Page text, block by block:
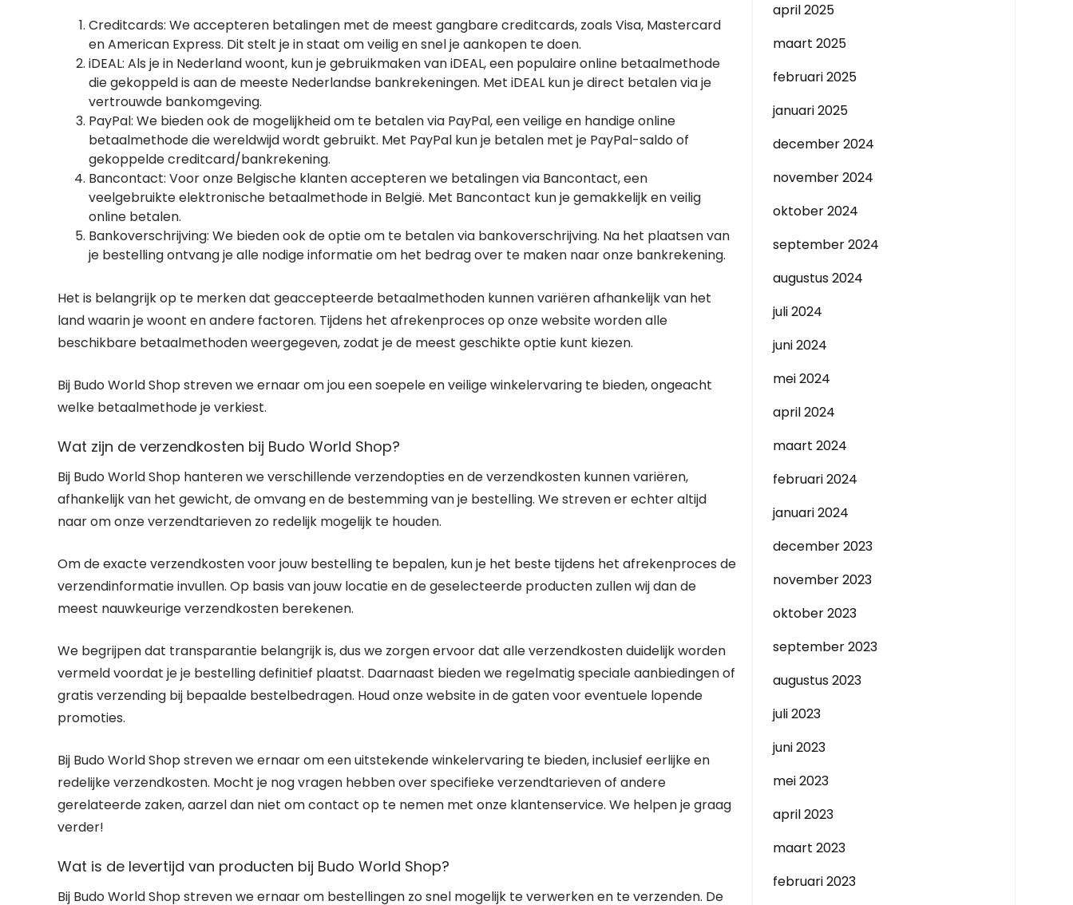
Creditcards: We accepteren betalingen met de meest gangbare creditcards, zoals Visa, Mastercard
en American Express. Dit stelt je in staat om veilig en snel je aankopen te doen.
iDEAL: Als je in Nederland woont, kun je gebruikmaken van iDEAL, een populaire online betaalmethode
die gekoppeld is aan de meeste Nederlandse bankrekeningen. Met iDEAL kun je direct betalen via je
vertrouwde bankomgeving.
PayPal: We bieden ook de mogelijkheid om te betalen via PayPal, een veilige en handige online
betaalmethode die wereldwijd wordt gebruikt. Met PayPal kun je betalen met je PayPal-saldo of
gekoppelde creditcard/bankrekening.
Bancontact: Voor onze Belgische klanten accepteren we betalingen via Bancontact, een
veelgebruikte elektronische betaalmethode in België. Met Bancontact kun je gemakkelijk en veilig
online betalen.
Bankoverschrijving: We bieden ook de optie om te betalen via bankoverschrijving. Na het plaatsen van
je bestelling ontvang je alle nodige informatie om het bedrag over te maken naar onze bankrekening.
Het is belangrijk op te merken dat geaccepteerde betaalmethoden kunnen variëren afhankelijk van het
land waarin je woont en andere factoren. Tijdens het afrekenproces op onze website worden alle
beschikbare betaalmethoden weergegeven, zodat je de meest geschikte optie kunt kiezen.
Bij Budo World Shop streven we ernaar om jou een soepele en veilige winkelervaring te bieden, ongeacht
welke betaalmethode je verkiest.
Wat zijn de verzendkosten bij Budo World Shop?
Bij Budo World Shop hanteren we verschillende verzendopties en de verzendkosten kunnen variëren,
afhankelijk van het gewicht, de omvang en de bestemming van je bestelling. We streven er echter altijd
naar om onze verzendtarieven zo redelijk mogelijk te houden.
Om de exacte verzendkosten voor jouw bestelling te bepalen, kun je het beste tijdens het afrekenproces de
verzendinformatie invullen. Op basis van jouw locatie en de geselecteerde producten zullen wij dan de
meest nauwkeurige verzendkosten berekenen.
We begrijpen dat transparantie belangrijk is, dus we zorgen ervoor dat alle verzendkosten duidelijk worden
vermeld voordat je je bestelling definitief plaatst. Daarnaast bieden we regelmatig speciale aanbiedingen of
gratis verzending bij bepaalde bestelbedragen. Houd onze website in de gaten voor eventuele lopende
promoties.
Bij Budo World Shop streven we ernaar om een uitstekende winkelervaring te bieden, inclusief eerlijke en
redelijke verzendkosten. Mocht je nog vragen hebben over specifieke verzendtarieven of andere
gerelateerde zaken, aarzel dan niet om contact op te nemen met onze klantenservice. We helpen je graag
verder!
Wat is de levertijd van producten bij Budo World Shop?
Bij Budo World Shop streven we ernaar om bestellingen zo snel mogelijk te verwerken en te verzenden. De
april 2025
maart 2025
februari 2025
januari 2025
december 2024
november 2024
oktober 2024
september 2024
augustus 2024
juli 2024
juni 2024
mei 2024
april 2024
maart 2024
februari 2024
januari 2024
december 2023
november 2023
oktober 2023
september 2023
augustus 2023
juli 2023
juni 2023
mei 2023
april 2023
maart 2023
februari 2023